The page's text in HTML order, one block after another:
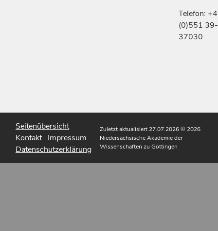
Telefon:
(0)551 39-
37030
Seitenübersicht
Kontakt Impressum
Datenschutzerklärung
Zuletzt aktualisiert 27.07.2026© 2026
Niedersächsische Akademie der
Wissenschaften zu Göttingen